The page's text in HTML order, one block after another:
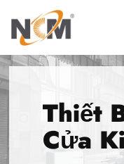
Thiết
Cửa